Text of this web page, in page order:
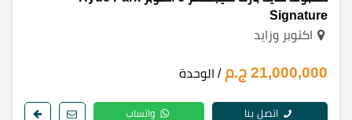
Signature
اكتوبر وزايد
21,000,000 ج.م / الوحدة
اتصل بنا واتساب